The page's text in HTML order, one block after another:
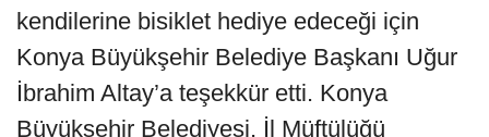
kendilerine bisiklet hediye edeceği için
Konya Büyükşehir Belediye Başkanı Uğur
İbrahim Altay’a teşekkür etti. Konya
Büyükşehir Belediyesi, İl Müftülüğü